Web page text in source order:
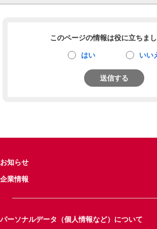
このページの情報は役に立ちま
はい いい
送信する
お知らせ
企業情報
パーソナルデータ（個人情報など）について